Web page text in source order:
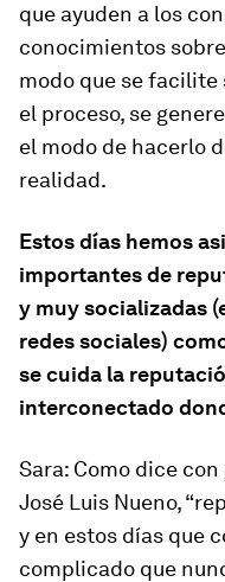
que ayuden a los
conocimientos
modo que se facilite
el proceso, se
el modo de hacerlo
realidad.
Estos días hemos
importantes de
y muy socializadas
redes sociales)
se cuida la
interconectado
Sara: Como dice
José Luis Nueno, “
y en estos días que
complicado que